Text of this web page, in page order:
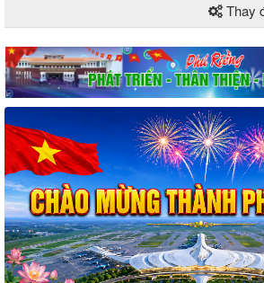
Thay